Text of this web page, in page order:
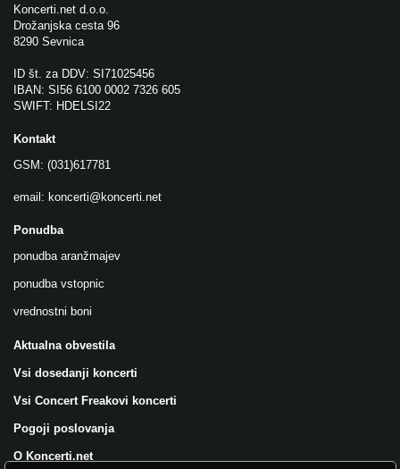
Koncerti.net d.o.o.
Drožanjska cesta 96
8290 Sevnica
ID št. za DDV: SI71025456
IBAN: SI56 6100 0002 7326 605
SWIFT: HDELSI22
Kontakt
GSM: (031)617781
email: koncerti@koncerti.net
Ponudba
ponudba aranžmajev
ponudba vstopnic
vrednostni boni
Aktualna obvestila
Vsi dosedanji koncerti
Vsi Concert Freakovi koncerti
Pogoji poslovanja
O Koncerti.net